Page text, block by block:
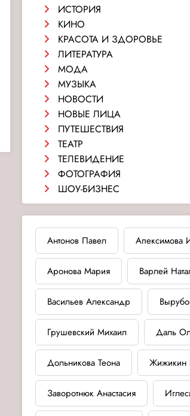
ИСТОРИЯ
КИНО
КРАСОТА И ЗДОРОВЬЕ
ЛИТЕРАТУРА
МОДА
МУЗЫКА
НОВОСТИ
НОВЫЕ ЛИЦА
ПУТЕШЕСТВИЯ
ТЕАТР
ТЕЛЕВИДЕНИЕ
ФОТОГРАФИЯ
ШОУ-БИЗНЕС
Антонов Павел Апексимова
Аронова Мария Варлей
Васильев Александр
Грушевский Михаил Даль
Дольникова Теона Жижикин
Заворотнюк Анастасия